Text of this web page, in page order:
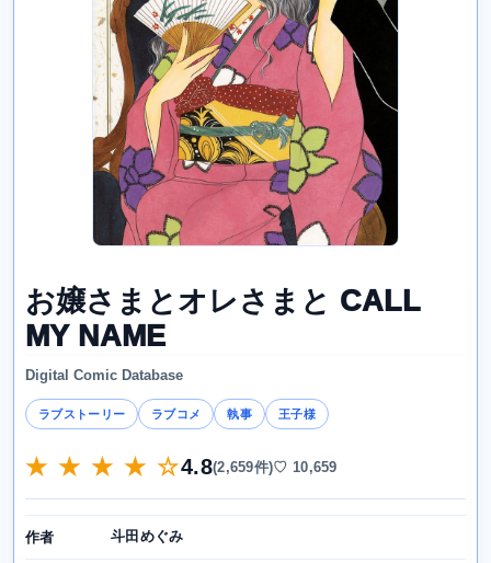
お嬢さまとオレさまと CALL
MY NAME
Digital Comic Database
ラブストーリー ラブコメ 執事 王子様
★ ★ ★ ★ ☆4.8(2,659件)♡ 10,659
作者 斗田めぐみ